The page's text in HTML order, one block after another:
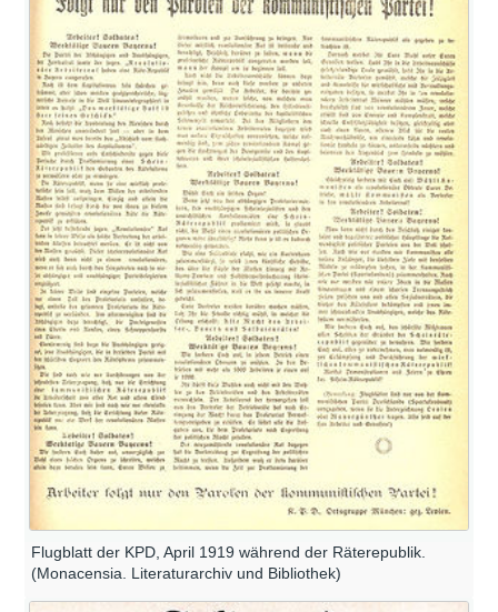
Flugblatt der KPD, April 1919 während der Räterepublik.
(Monacensia. Literaturarchiv und Bibliothek)